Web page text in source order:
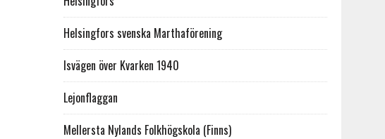
Helsingfors svenska Marthaförening
Isvägen över Kvarken 1940
Lejonflaggan
Mellersta Nylands Folkhögskola (Finns)